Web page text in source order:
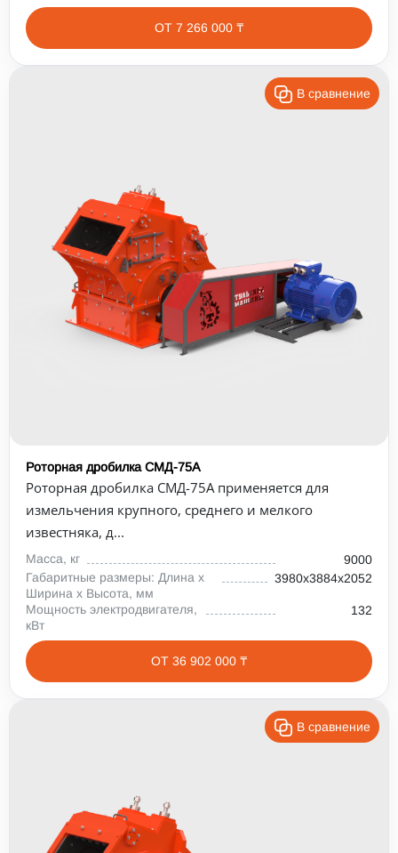
ОТ 7 266 000 ₸
В сравнение
Роторная дробилка СМД-75А
Роторная дробилка СМД-75А применяется для
измельчения крупного, среднего и мелкого
известняка, д...
Масса, кг
9000
Габаритные размеры: Длина х
Ширина х Высота, мм
3980х3884х2052
Мощность электродвигателя,
кВт
132
ОТ 36 902 000 ₸
В сравнение